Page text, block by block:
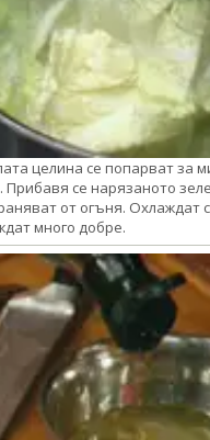
целина се попарват за
Прибавя се нарязаното
от огъня. Охлаждат
много добре.